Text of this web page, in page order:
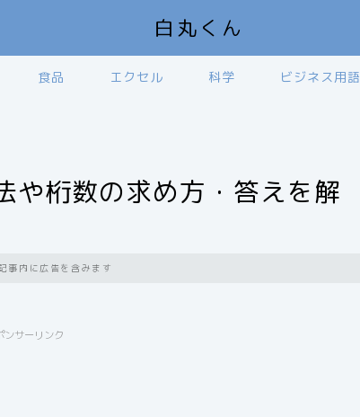
白丸くん
食品 エクセル 科学 ビジネス用語
や桁数の求め方・答えを解
事内に広告を含みます
ンサーリンク